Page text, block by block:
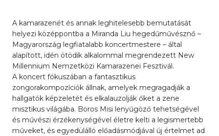
A kamarazenét és annak leghitelesebb bemutatását
helyezi középpontba a Miranda Liu hegedűművésznő –
Magyarország legfiatalabb koncertmestere – által
alapított, idén ötödik alkalommal megrendezett New
Millennium Nemzetközi Kamarazenei Fesztivál.
A koncert fókuszában a fantasztikus
zongorakompozíciók állnak, amelyek megragadják a
hallgatók képzeletét és elkalauzolják őket a zene
misztikus világába. Boros Misi lenyűgöző tehetségével
és művészi érzékenységével életre kelti a legismertebb
műveket, és egyedülálló előadásmódjával új értelmet ad